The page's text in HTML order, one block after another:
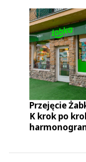
Przejęcie
K krok po